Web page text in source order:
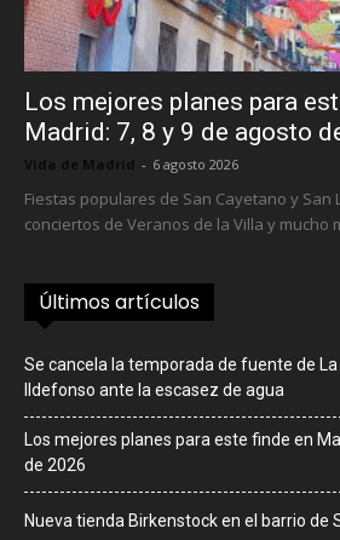
Los mejores planes para
Madrid: 7, 8 y 9 de agosto
Vida de Madrid - 6 agosto 2026
Fiestas populares de San Cayetano y San
conciertos de Veranos de la Villa y mucho
Últimos artículos
Se cancela la temporada de fuente de La
Ildefonso ante la escasez de agua
Los mejores planes para este finde en
de 2026
Nueva tienda Birkenstock en el barrio de